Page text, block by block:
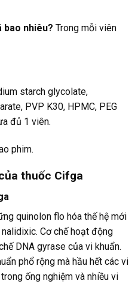
bao nhiêu? Trong mỗi viên
starch glycolate,
PVP K30, HPMC, PEG
đủ 1 viên.
phim.
thuốc Cifga
quinolon flo hóa thế hệ mới
Cơ chế hoạt động
DNA gyrase của vi khuẩn.
phổ rộng mà hầu hết các vi
ống nghiệm và nhiều vi